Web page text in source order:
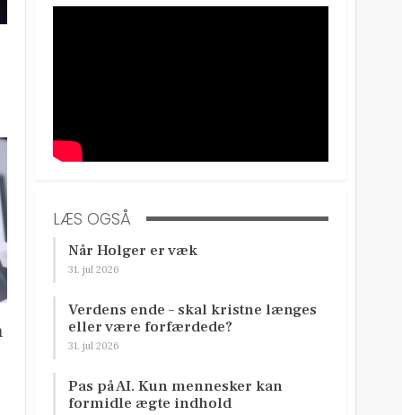
LÆS OGSÅ
Når Holger er væk
31. jul 2026
Verdens ende – skal kristne længes
eller være forfærdede?
31. jul 2026
Pas på AI. Kun mennesker kan
formidle ægte indhold